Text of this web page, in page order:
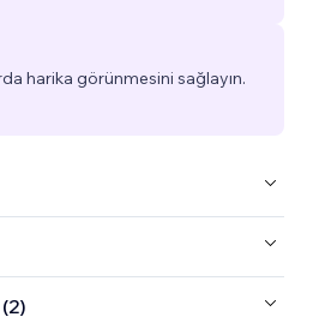
harika görünmesini sağlayın.